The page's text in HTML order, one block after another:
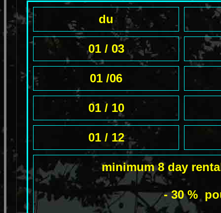
du
01 / 03
01 /06
01 / 10
01 / 12
minimum 8 day
- 30 %